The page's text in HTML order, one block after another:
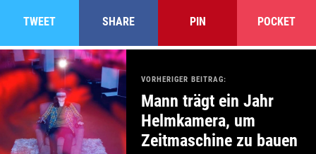
TWEET SHARE PIN POCKET
VORHERIGER BEITRAG:
Mann trägt ein Jahr
Helmkamera, um
Zeitmaschine zu bauen